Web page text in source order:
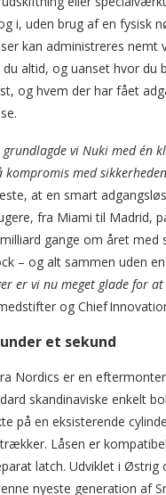
i, uden brug af en fysisk
kan administreres nemt
altid, og uanset hvor du
og hvem der har fået
vi Nuki med én
kompromis med
at en smart
fra Miami til Madrid,
gange om året
– og alt sammen uden
er vi nu meget glade for
og Chief
et sekund
Nordics er en
skandinaviske enkelt
på en eksisterende
Låsen er
latch. Udviklet i Østrig
nyeste generation af